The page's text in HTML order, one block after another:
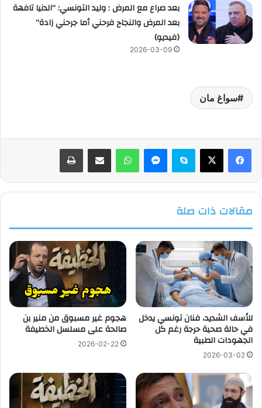
بعد صراع مع المرض : وليد التونسي: “الدنيا تافهة
بعد المرض والنجاح فرحني أما جرحني زادة”
(فيديو)
2026-03-09
سواغ مان
فيسبوك سكايب واتساب
مقالات ذات صلة
للأسف الشديد، فنان تونسي يدخل
في حالة صحية حرجة رغم كل
الجهودات الطبية
2026-03-02
هجوم غير مسبوق من منير بن
صالحة على مسلسل الخطيفة
2026-02-22